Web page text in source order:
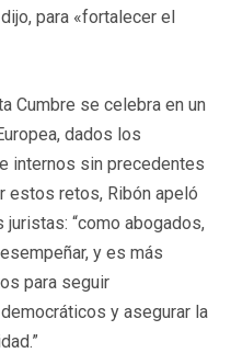
para «fortalecer el
Cumbre se celebra en un
dados los
internos sin precedentes
estos retos, Ribón apeló
“como abogados,
y es más
para seguir
y asegurar la